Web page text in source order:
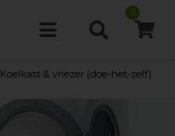
0
Koelkast & vriezer (doe-het-zelf)